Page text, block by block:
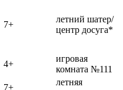
7+
летний шатер/
центр досуга*
4+
игровая
комната №111
7+
летняя